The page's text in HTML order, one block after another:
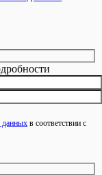
данных в соответствии с